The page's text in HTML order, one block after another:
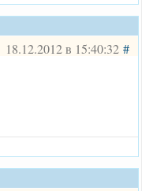
18.12.2012 в 15:40:32#